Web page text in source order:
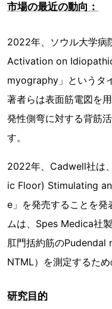
市場の最近の動向：
2022年、ソウル大学
Activation on
myography」というタ
著者らは表面筋電図を
発性側弯に対する背筋
す。
2022年、Cadwell社は
ic Floor) Stimulating
e」を発売することを
ムは、Spes Medica社
肛門括約筋の
NTML）を測定するため
研究目的